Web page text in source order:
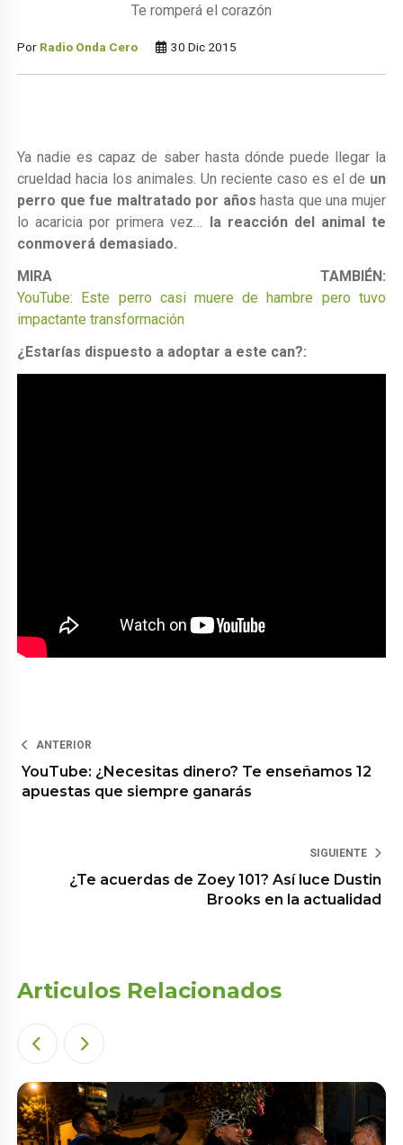
Te romperá el corazón
Por Radio Onda Cero 30 Dic 2015
Ya nadie es capaz de saber hasta dónde puede llegar la
crueldad hacia los animales. Un reciente caso es el de un
perro que fue maltratado por años hasta que una mujer
lo acaricia por primera vez… la reacción del animal te
conmoverá demasiado.
MIRA TAMBIÉN:
YouTube: Este perro casi muere de hambre pero tuvo
impactante transformación
¿Estarías dispuesto a adoptar a este can?:
ANTERIOR
YouTube: ¿Necesitas dinero? Te enseñamos 12
apuestas que siempre ganarás
SIGUIENTE
¿Te acuerdas de Zoey 101? Así luce Dustin
Brooks en la actualidad
Articulos Relacionados